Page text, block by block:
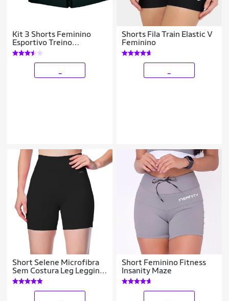
Kit 3 Shorts Feminino
Esportivo Treino
Academia
Shorts Fila Train Elastic V
Feminino
Short Selene Microfibra
Sem Costura Leg Legging
Sem Transparência
Bermuda Fitness
Academia Corrida
Short Feminino Fitness
Insanity Maze